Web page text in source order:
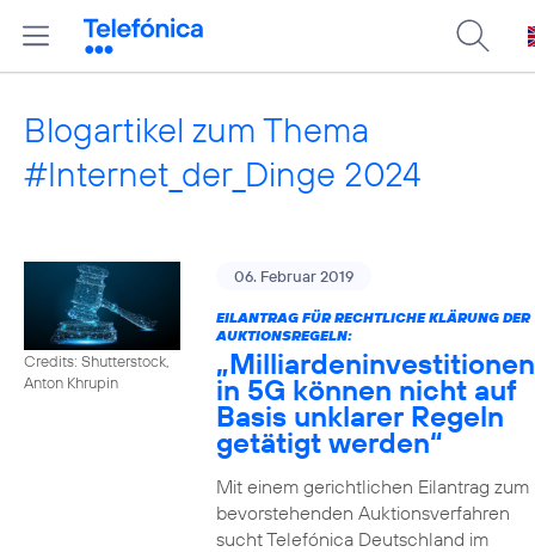
Blogartikel zum Thema
#Internet_der_Dinge 2024
Credits: Shutterstock,
Anton Khrupin
06. Februar 2019
EILANTRAG FÜR RECHTLICHE KLÄRUNG DER
AUKTIONSREGELN:
„Milliardeninvestitionen
in 5G können nicht auf
Basis unklarer Regeln
getätigt werden“
Mit einem gerichtlichen Eilantrag zum
bevorstehenden Auktionsverfahren
sucht Telefónica Deutschland im